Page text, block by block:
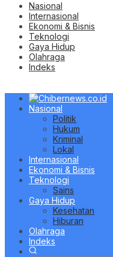
Nasional
Internasional
Ekonomi & Bisnis
Teknologi
Gaya Hidup
Olahraga
Indeks
Nasional
Politik
Hukum
Kriminal
Lokal
Internasional
Ekonomi & Bisnis
Teknologi
Sains
Gaya Hidup
Kesehatan
Hiburan
Olahraga
Indeks